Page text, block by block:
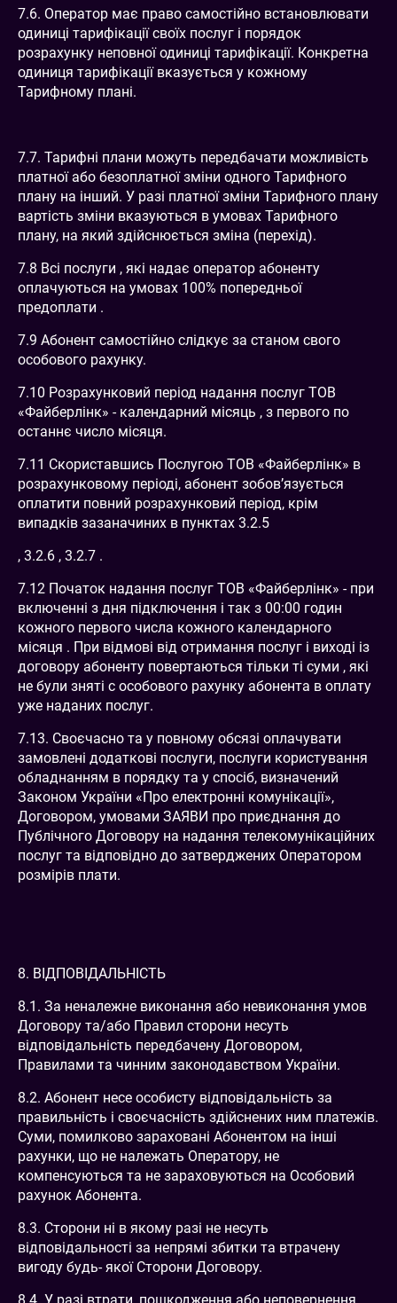
7.6. Оператор має право самостійно встановлювати
одиниці тарифікації своїх послуг і порядок
розрахунку неповної одиниці тарифікації. Конкретна
одиниця тарифікації вказується у кожному
Тарифному плані.
7.7. Тарифні плани можуть передбачати можливість
платної або безоплатної зміни одного Тарифного
плану на інший. У разі платної зміни Тарифного плану
вартість зміни вказуються в умовах Тарифного
плану, на який здійснюється зміна (перехід).
7.8 Всі послуги , які надає оператор абоненту
оплачуються на умовах 100% попередньої
предоплати .
7.9 Абонент самостійно слідкує за станом свого
особового рахунку.
7.10 Розрахунковий період надання послуг ТОВ
«Файберлінк» - календарний місяць , з первого по
останнє число місяця.
7.11 Скориставшись Послугою ТОВ «Файберлінк» в
розрахунковому періоді, абонент зобов’язується
оплатити повний розрахунковий період, крім
випадків зазаначиних в пунктах 3.2.5
, 3.2.6 , 3.2.7 .
7.12 Початок надання послуг ТОВ «Файберлінк» - при
включенні з дня підключення і так з 00:00 годин
кожного первого числа кожного календарного
місяця . При відмові від отримання послуг і виході із
договору абоненту повертаються тільки ті суми , які
не були зняті с особового рахунку абонента в оплату
уже наданих послуг.
7.13. Своєчасно та у повному обсязі оплачувати
замовлені додаткові послуги, послуги користування
обладнанням в порядку та у спосіб, визначений
Законом України «Про електронні комунікації»,
Договором, умовами ЗАЯВИ про приєднання до
Публічного Договору на надання телекомунікаційних
послуг та відповідно до затверджених Оператором
розмірів плати.
8. ВІДПОВІДАЛЬНІСТЬ
8.1. За неналежне виконання або невиконання умов
Договору та/або Правил сторони несуть
відповідальність передбачену Договором,
Правилами та чинним законодавством України.
8.2. Абонент несе особисту відповідальність за
правильність і своєчасність здійснених ним платежів.
Суми, помилково зараховані Абонентом на інші
рахунки, що не належать Оператору, не
компенсуються та не зараховуються на Особовий
рахунок Абонента.
8.3. Сторони ні в якому разі не несуть
відповідальності за непрямі збитки та втрачену
вигоду будь- якої Сторони Договору.
8.4. У разі втрати, пошкодження або неповернення